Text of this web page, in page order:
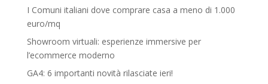
I Comuni italiani dove comprare casa a meno di 1.000
euro/mq
Showroom virtuali: esperienze immersive per
l’ecommerce moderno
GA4: 6 importanti novità rilasciate ieri!